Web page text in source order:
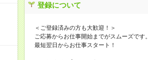
登録について
＜ご登録済みの方も大歓迎！＞
ご応募からお仕事開始までがスムーズです。
最短翌日からお仕事スタート！